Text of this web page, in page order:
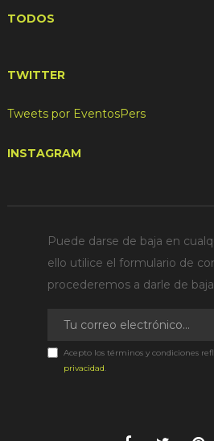
TODOS
TWITTER
Tweets por EventosPers
INSTAGRAM
Puede darse de baja en
ello utilice el formulario de
procederemos a darle de
Acepto los términos y condiciones
privacidad.